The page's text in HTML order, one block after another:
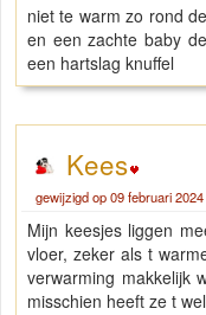
niet te warm zo rond
en een zachte baby
een hartslag knuffel
Kees
gewijzigd op 09 februari
Mijn keesjes liggen
vloer, zeker als t
verwarming makkelijk
misschien heeft ze t